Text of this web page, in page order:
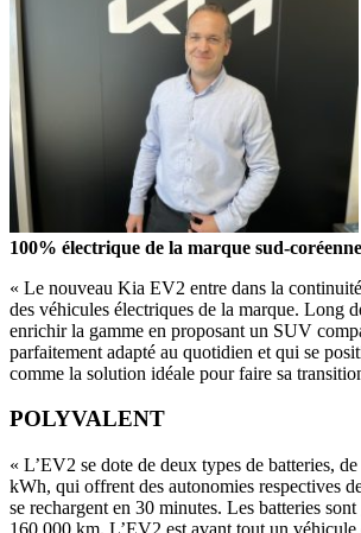
100% électrique de la marque sud-
« Le nouveau Kia EV2 entre dans la
des véhicules électriques de la marque. Long
enrichir la gamme en proposant un SUV
parfaitement adapté au quotidien et qui se
comme la solution idéale pour faire sa
POLYVALENT
« L’EV2 se dote de deux types de batteries,
kWh, qui offrent des autonomies respectives
se rechargent en 30 minutes. Les batteries
160 000 km. L’EV2 est avant tout un véhicule